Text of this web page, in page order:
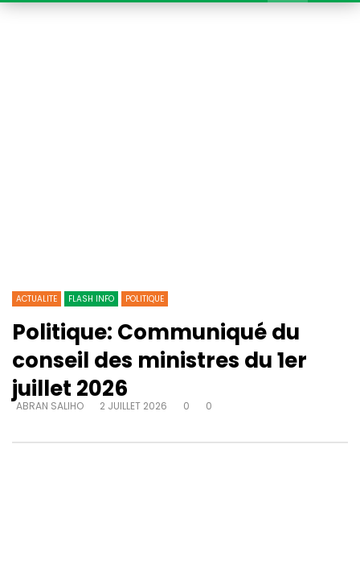
ACTUALITE FLASH INFO POLITIQUE
Politique: Communiqué du
conseil des ministres du 1er
juillet 2026
ABRAN SALIHO 2 JUILLET 2026 0 0